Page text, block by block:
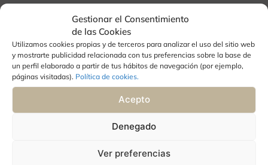
Gestionar el Consentimiento
de las Cookies
Utilizamos cookies propias y de terceros para analizar el uso del sitio web
y mostrarte publicidad relacionada con tus preferencias sobre la base de
un perfil elaborado a partir de tus hábitos de navegación (por ejemplo,
páginas visitadas). Política de cookies.
Acepto
Denegado
Ver preferencias
Nos puedes encontrar en Aguadulce,
Almería.
950 880 542